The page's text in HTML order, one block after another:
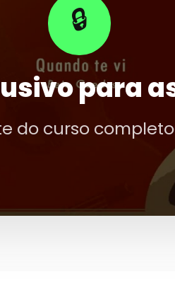
🔒
para
do curso